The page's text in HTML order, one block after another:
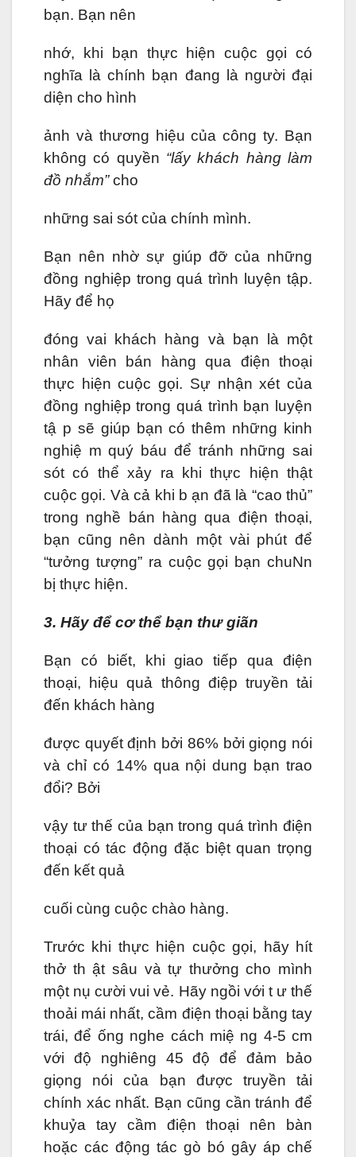
bạn. Bạn nên
nhớ, khi bạn thực hiện cuộc gọi có
nghĩa là chính bạn đang là người đại
diện cho hình
ảnh và thương hiệu của công ty. Bạn
không có quyền “lấy khách hàng làm
đồ nhắm”cho
những sai sót của chính mình.
Bạn nên nhờ sự giúp đỡ của những
đồng nghiệp trong quá trình luyện tập.
Hãy để họ
đóng vai khách hàng và bạn là một
nhân viên bán hàng qua điện thoại
thực hiện cuộc gọi. Sự nhận xét của
đồng nghiệp trong quá trình bạn luyện
tậ p sẽ giúp bạn có thêm những kinh
nghiệ m quý báu để tránh những sai
sót có thể xảy ra khi thực hiện thật
cuộc gọi. Và cả khi b ạn đã là “cao thủ”
trong nghề bán hàng qua điện thoại,
bạn cũng nên dành một vài phút để
“tưởng tượng” ra cuộc gọi bạn chuNn
bị thực hiện.
3. Hãy để cơ thể bạn thư giãn
Bạn có biết, khi giao tiếp qua điện
thoại, hiệu quả thông điệp truyền tải
đến khách hàng
được quyết định bởi 86% bởi giọng nói
và chỉ có 14% qua nội dung bạn trao
đổi? Bởi
vậy tư thế của bạn trong quá trình điện
thoại có tác động đặc biệt quan trọng
đến kết quả
cuối cùng cuộc chào hàng.
Trước khi thực hiện cuộc gọi, hãy hít
thở th ật sâu và tự thưởng cho mình
một nụ cười vui vẻ. Hãy ngồi với t ư thế
thoải mái nhất, cầm điện thoại bằng tay
trái, để ống nghe cách miệ ng 4-5 cm
với độ nghiêng 45 độ để đảm bảo
giọng nói của bạn được truyền tải
chính xác nhất. Bạn cũng cần tránh để
khuỷa tay cầm điện thoại nên bàn
hoặc các động tác gò bó gây áp chế